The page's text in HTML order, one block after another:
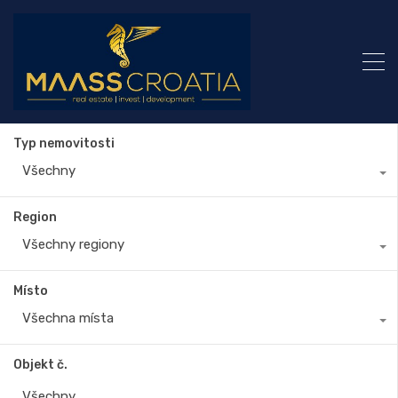
Typ nemovitosti
Všechny
Region
Všechny regiony
Místo
Všechna místa
Objekt č.